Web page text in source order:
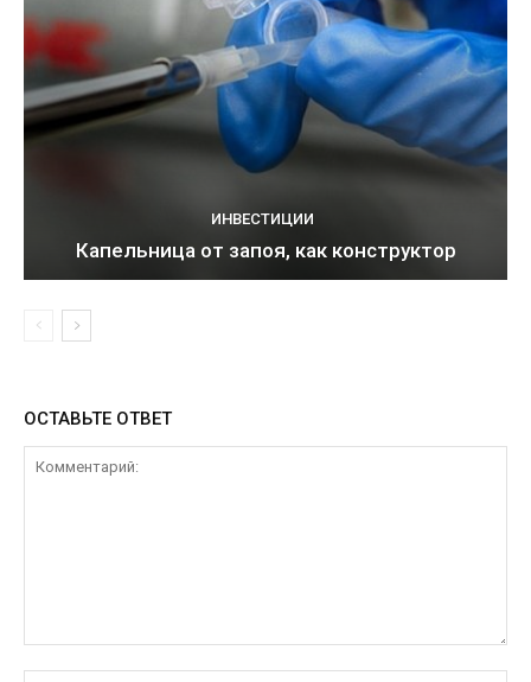
ИНВЕСТИЦИИ
Капельница от запоя, как конструктор
ОСТАВЬТЕ ОТВЕТ